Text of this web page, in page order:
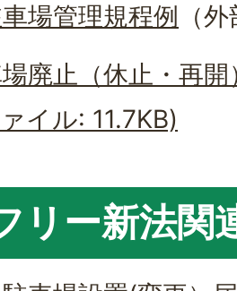
場管理規程例 （
廃止（休止・再
イル: 11.7KB)
リー新法関